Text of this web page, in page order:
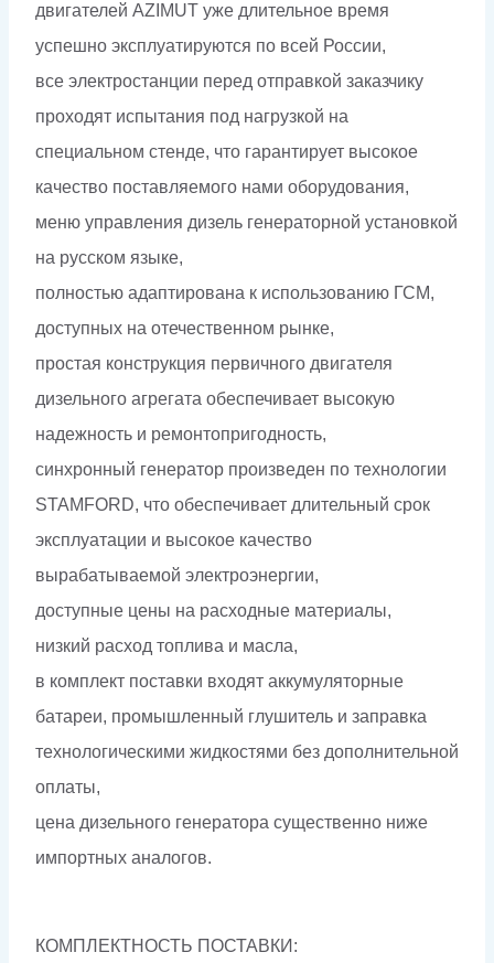
двигателей AZIMUT уже длительное время
успешно эксплуатируются по всей России,
все электростанции перед отправкой заказчику
проходят испытания под нагрузкой на
специальном стенде, что гарантирует высокое
качество поставляемого нами оборудования,
меню управления дизель генераторной установкой
на русском языке,
полностью адаптирована к использованию ГСМ,
доступных на отечественном рынке,
простая конструкция первичного двигателя
дизельного агрегата обеспечивает высокую
надежность и ремонтопригодность,
синхронный генератор произведен по технологии
STAMFORD, что обеспечивает длительный срок
эксплуатации и высокое качество
вырабатываемой электроэнергии,
доступные цены на расходные материалы,
низкий расход топлива и масла,
в комплект поставки входят аккумуляторные
батареи, промышленный глушитель и заправка
технологическими жидкостями без дополнительной
оплаты,
цена дизельного генератора существенно ниже
импортных аналогов.
КОМПЛЕКТНОСТЬ ПОСТАВКИ: